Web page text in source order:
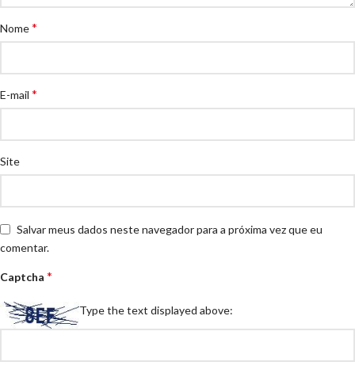
Nome*
E-mail *
Site
Salvar meus dados neste navegador para a próxima vez que eu
comentar.
Captcha *
Type the text displayed above: